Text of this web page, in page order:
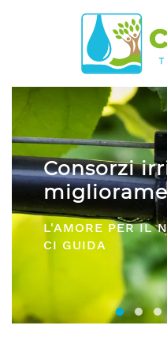
Skip to main content
Consorzi
L'AMORE PER IL
CI GUIDA